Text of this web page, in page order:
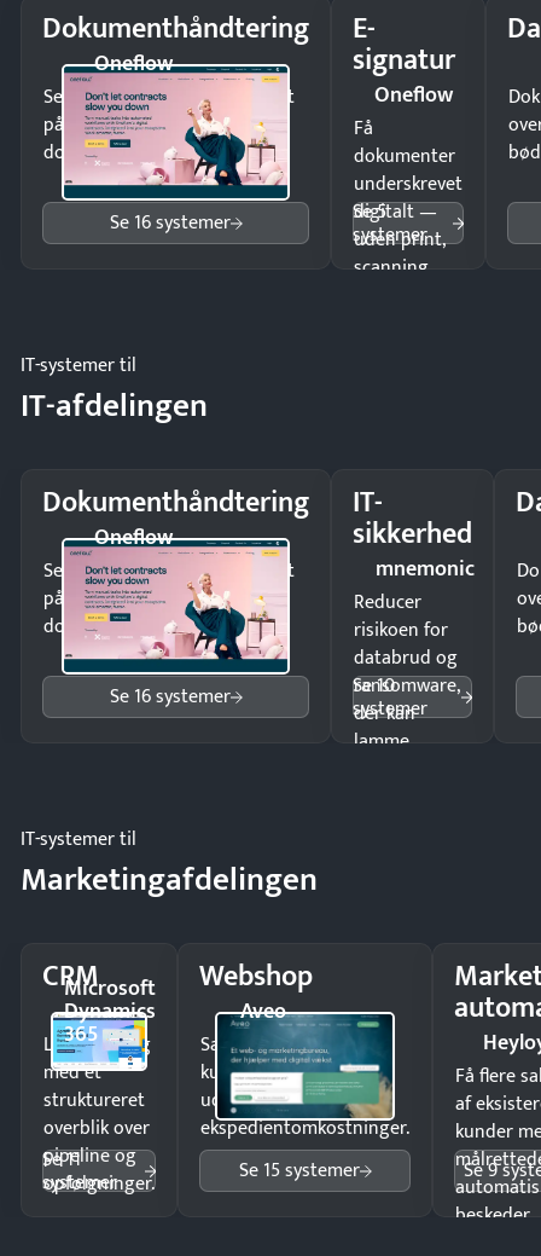
Dokumenthåndtering
Oneflow
Send kontrakter til underskrift
på minutter og mist ingen
dokumenter.
Se 16 systemer
E-
signatur
Oneflow
Få
dokumenter
underskrevet
digitalt —
uden print,
scanning
Se 5
systemer
IT-systemer til
IT-afdelingen
Dokumenthåndtering
Oneflow
Send kontrakter til underskrift
på minutter og mist ingen
dokumenter.
Se 16 systemer
IT-
sikkerhed
mnemonic
Reducer
risikoen for
databrud og
ransomware,
der kan
lamme
Se 10
systemer
IT-systemer til
Marketingafdelingen
CRM
Microsoft
Dynamics
365
Luk flere salg
med et
struktureret
overblik over
pipeline og
opfølgninger.
Se 11
systemer
Webshop
Aveo
Sælg produkter 24/7 til
kunder i hele landet
uden
ekspedientomkostninger.
Se 15 systemer
Få flere
af
kunder
beskeder.
Se 9